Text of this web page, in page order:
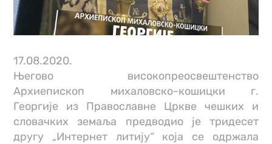
17.08.2020.
Његово високопреосвештенство
Архиепископ михаловско-кошицки г.
Георгије из Православне Цркве чешких и
словачких земаља предводио је тридесет
другу „Интернет литију“ која се одржала